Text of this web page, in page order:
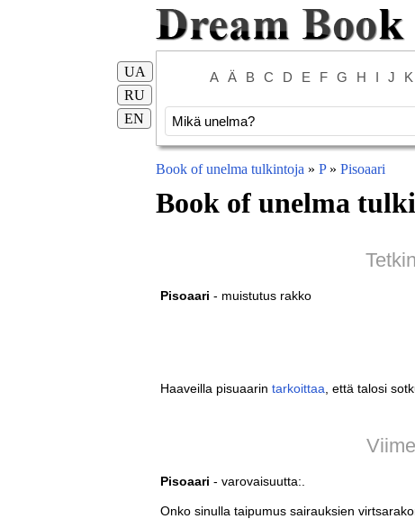
A Ä B C D E F G H I J K
UA
RU
EN
Book of unelma tulkintoja » P» Pisoaari
Book of unelma
Pisoaari - muistutus rakko
Haaveilla pisuaarin tarkoittaa , että talosi
Pisoaari - varovaisuutta:.
Onko sinulla taipumus sairauksien